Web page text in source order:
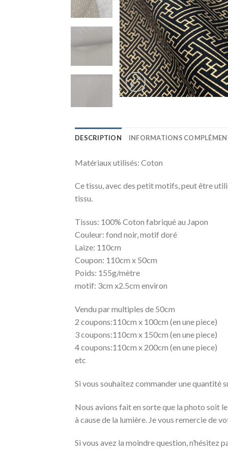
DESCRIPTION INFORMATIONS
Matériaux utilisés: Coton
Ce tissu, avec des petit motifs, peut être
tissu.
Tissus: 100% Coton fabriqué au Japon
Couleur: fond noir, motif doré
Laize: 110cm
Coupon: 110cm x 50cm
Poids: 155g/mètre
motif: 3cm x2.5cm environ
Vendu par multiples de 50cm
2 coupons:110cm x 100cm (en une piece)
3 coupons:110cm x 150cm (en une piece)
4 coupons:110cm x 200cm (en une piece)
etc
Si vous souhaitez commander une quantité
Nous avions fait en sorte que la photo soit
à cause de la lumière. Je vous remercie de
Si vous avez la moindre question, n’hésitez